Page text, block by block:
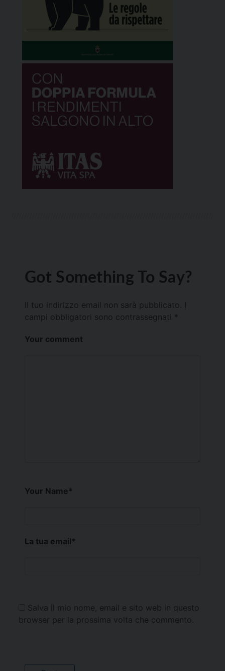
Got Something To Say?
Il tuo indirizzo email non sarà pubblicato.
campi obbligatori sono contrassegnati *
Your comment
Your Name*
La tua email*
Salva il mio nome, email e sito web in questo
browser per la prossima volta che commento.